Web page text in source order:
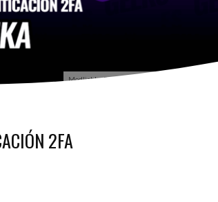
Modlishka Proxy Inverso con Autenticación 2FA
2FA